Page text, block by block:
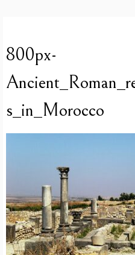
800px-
s_in_Morocco